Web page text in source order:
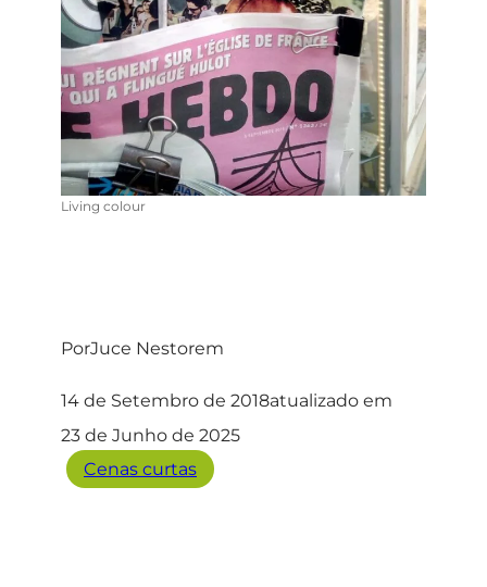
Living colour
PorJuce Nestorem
14 de Setembro de 2018atualizado em
23 de Junho de 2025
Cenas curtas